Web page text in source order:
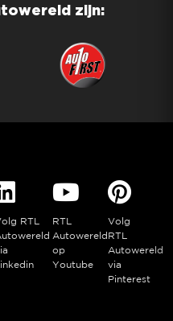
zijn:
RTL
RTL
Autowereld
op
Youtube
Volg
RTL
Autowereld
via
Pinterest